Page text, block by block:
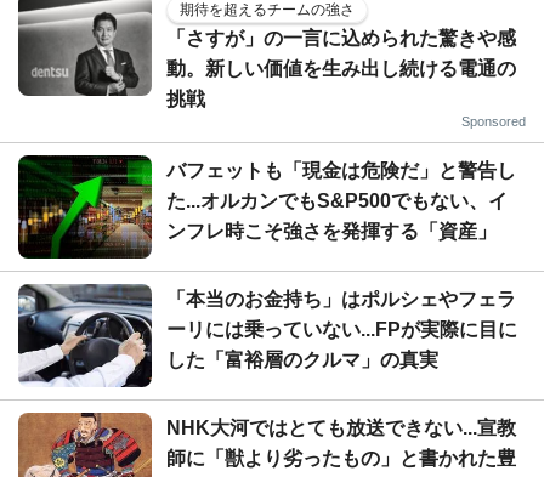
期待を超えるチームの強さ
「さすが」の一言に込められた驚きや感
動。新しい価値を生み出し続ける電通の
挑戦
Sponsored
バフェットも「現金は危険だ」と警告し
た...オルカンでもS&P500でもない、イ
ンフレ時こそ強さを発揮する「資産」
「本当のお金持ち」はポルシェやフェラ
ーリには乗っていない...FPが実際に目に
した「富裕層のクルマ」の真実
NHK大河ではとても放送できない...宣教
師に「獣より劣ったもの」と書かれた豊